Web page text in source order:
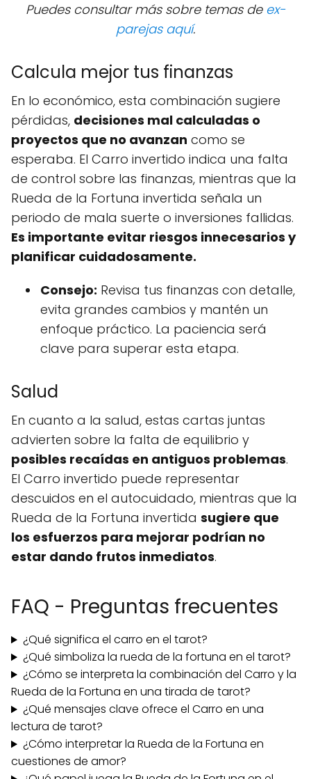
Puedes consultar más sobre temas de ex-
parejas aquí.
Calcula mejor tus finanzas
En lo económico, esta combinación sugiere
pérdidas, decisiones mal calculadas o
proyectos que no avanzan como se
esperaba. El Carro invertido indica una falta
de control sobre las finanzas, mientras que la
Rueda de la Fortuna invertida señala un
periodo de mala suerte o inversiones fallidas.
Es importante evitar riesgos innecesarios y
planificar cuidadosamente.
Consejo: Revisa tus finanzas con detalle,
evita grandes cambios y mantén un
enfoque práctico. La paciencia será
clave para superar esta etapa.
Salud
En cuanto a la salud, estas cartas juntas
advierten sobre la falta de equilibrio y
posibles recaídas en antiguos problemas.
El Carro invertido puede representar
descuidos en el autocuidado, mientras que la
Rueda de la Fortuna invertida sugiere que
los esfuerzos para mejorar podrían no
estar dando frutos inmediatos.
FAQ - Preguntas frecuentes
¿Qué significa el carro en el tarot?
¿Qué simboliza la rueda de la fortuna en el tarot?
¿Cómo se interpreta la combinación del Carro y la
Rueda de la Fortuna en una tirada de tarot?
¿Qué mensajes clave ofrece el Carro en una
lectura de tarot?
¿Cómo interpretar la Rueda de la Fortuna en
cuestiones de amor?